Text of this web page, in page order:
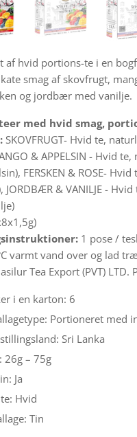
af hvid portions-te i en
smag af skovfrugt,
og jordbær med vanilje.
med hvid smag,
SKOVFRUGT- Hvid te,
& APPELSIN - Hvid
FERSKEN & ROSE-
JORDBÆR & VANILJE -
1 pose /
varmt vand over og lad
Tea Export (PVT) LTD.
i en karton: 6
Portioneret med
Sri Lanka
26g – 75g
Ja
Hvid
Tin